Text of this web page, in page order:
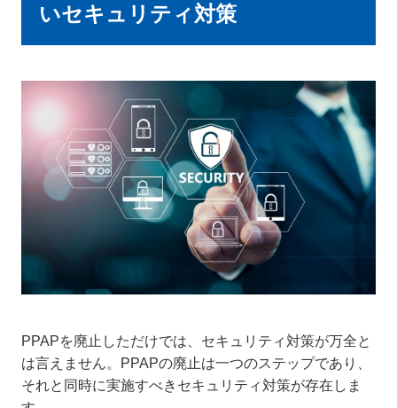
いセキュリティ対策
PPAPを廃止しただけでは、セキュリティ対策が万全と
は言えません。PPAPの廃止は一つのステップであり、
それと同時に実施すべきセキュリティ対策が存在しま